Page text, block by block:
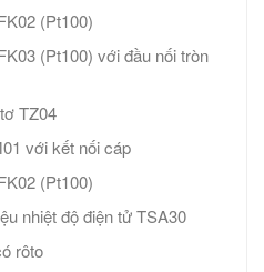
(Pt100)
(Pt100) với đầu nối tròn
TZ04
với kết nối cáp
(Pt100)
nhiệt độ điện tử TSA30
rôto